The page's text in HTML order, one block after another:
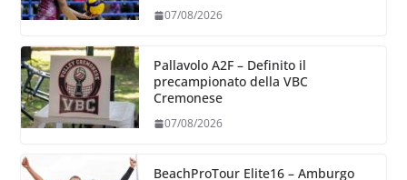
07/08/2026
Pallavolo A2F – Definito il
precampionato della VBC
Cremonese
07/08/2026
BeachProTour Elite16 – Amburgo